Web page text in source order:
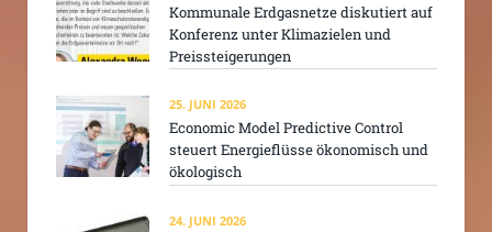
Kommunale Erdgasnetze diskutiert auf
Konferenz unter Klimazielen und
Preissteigerungen
25. JUNI 2026
Economic Model Predictive Control
steuert Energieflüsse ökonomisch und
ökologisch
24. JUNI 2026